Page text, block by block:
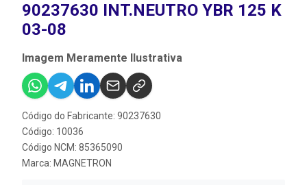
90237630 INT.NEUTRO YBR 125 K
03-08
Imagem Meramente Ilustrativa
Código do Fabricante: 90237630
Código: 10036
Código NCM: 85365090
Marca: MAGNETRON